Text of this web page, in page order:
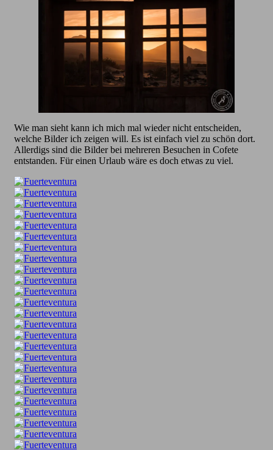
Wie man sieht kann ich mich mal wieder nicht entscheiden,
welche Bilder ich zeigen will. Es ist einfach viel zu schön dort.
Allerdigs sind die Bilder bei mehreren Besuchen in Cofete
entstanden. Für einen Urlaub wäre es doch etwas zu viel.